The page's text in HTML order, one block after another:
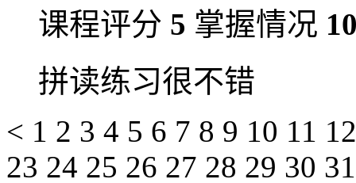
课程评分 5 掌握情况
拼读练习很不错
< 1 2 3 4 5 6 7 8 9 10 11
23 24 25 26 27 28 29 30